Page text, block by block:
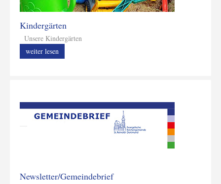
Kindergärten
Unsere Kindergärten
weiter lesen
Newsletter/Gemeindebrief